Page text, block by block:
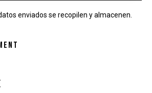
enviados se recopilen y almacenen.